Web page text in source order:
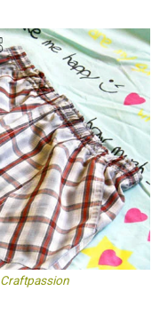
Craftpassion